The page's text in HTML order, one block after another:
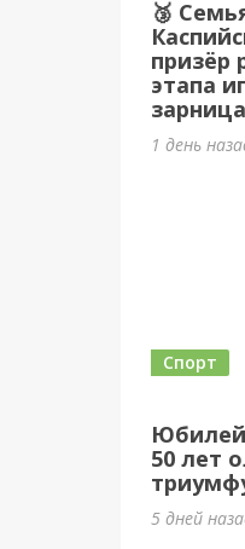
🥉
призёр
этапа
1 день
50 лет
Спорт
5 дней